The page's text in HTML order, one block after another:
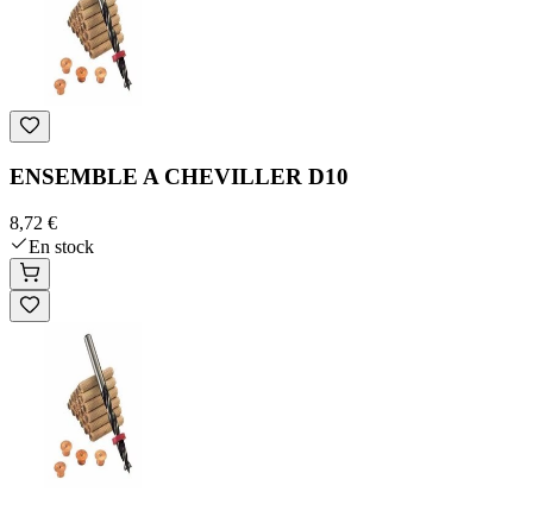
ENSEMBLE A CHEVILLER D10
8,72 €
En stock